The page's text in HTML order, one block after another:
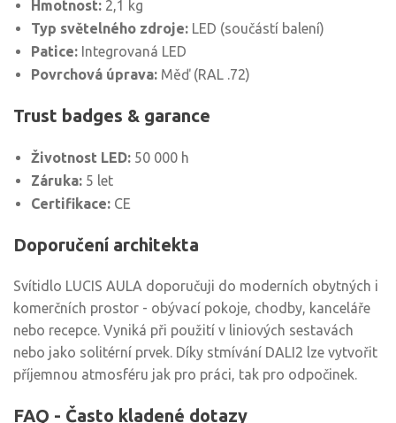
Hmotnost: 2,1 kg
Typ světelného zdroje: LED (součástí balení)
Patice: Integrovaná LED
Povrchová úprava: Měď (RAL .72)
Trust badges & garance
Životnost LED: 50 000 h
Záruka: 5 let
Certifikace: CE
Doporučení architekta
Svítidlo LUCIS AULA doporučuji do moderních obytných i
komerčních prostor - obývací pokoje, chodby, kanceláře
nebo recepce. Vyniká při použití v liniových sestavách
nebo jako solitérní prvek. Díky stmívání DALI2 lze vytvořit
příjemnou atmosféru jak pro práci, tak pro odpočinek.
FAQ - Často kladené dotazy